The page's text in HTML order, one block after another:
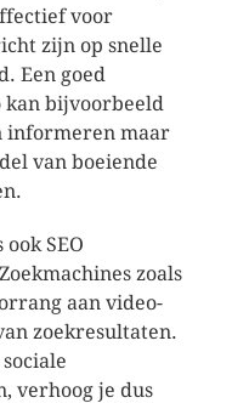
voor
zijn op snelle
Een goed
bijvoorbeeld
informeren maar
van boeiende
SEO
zoals
aan video-
zoekresultaten.
verhoog je dus